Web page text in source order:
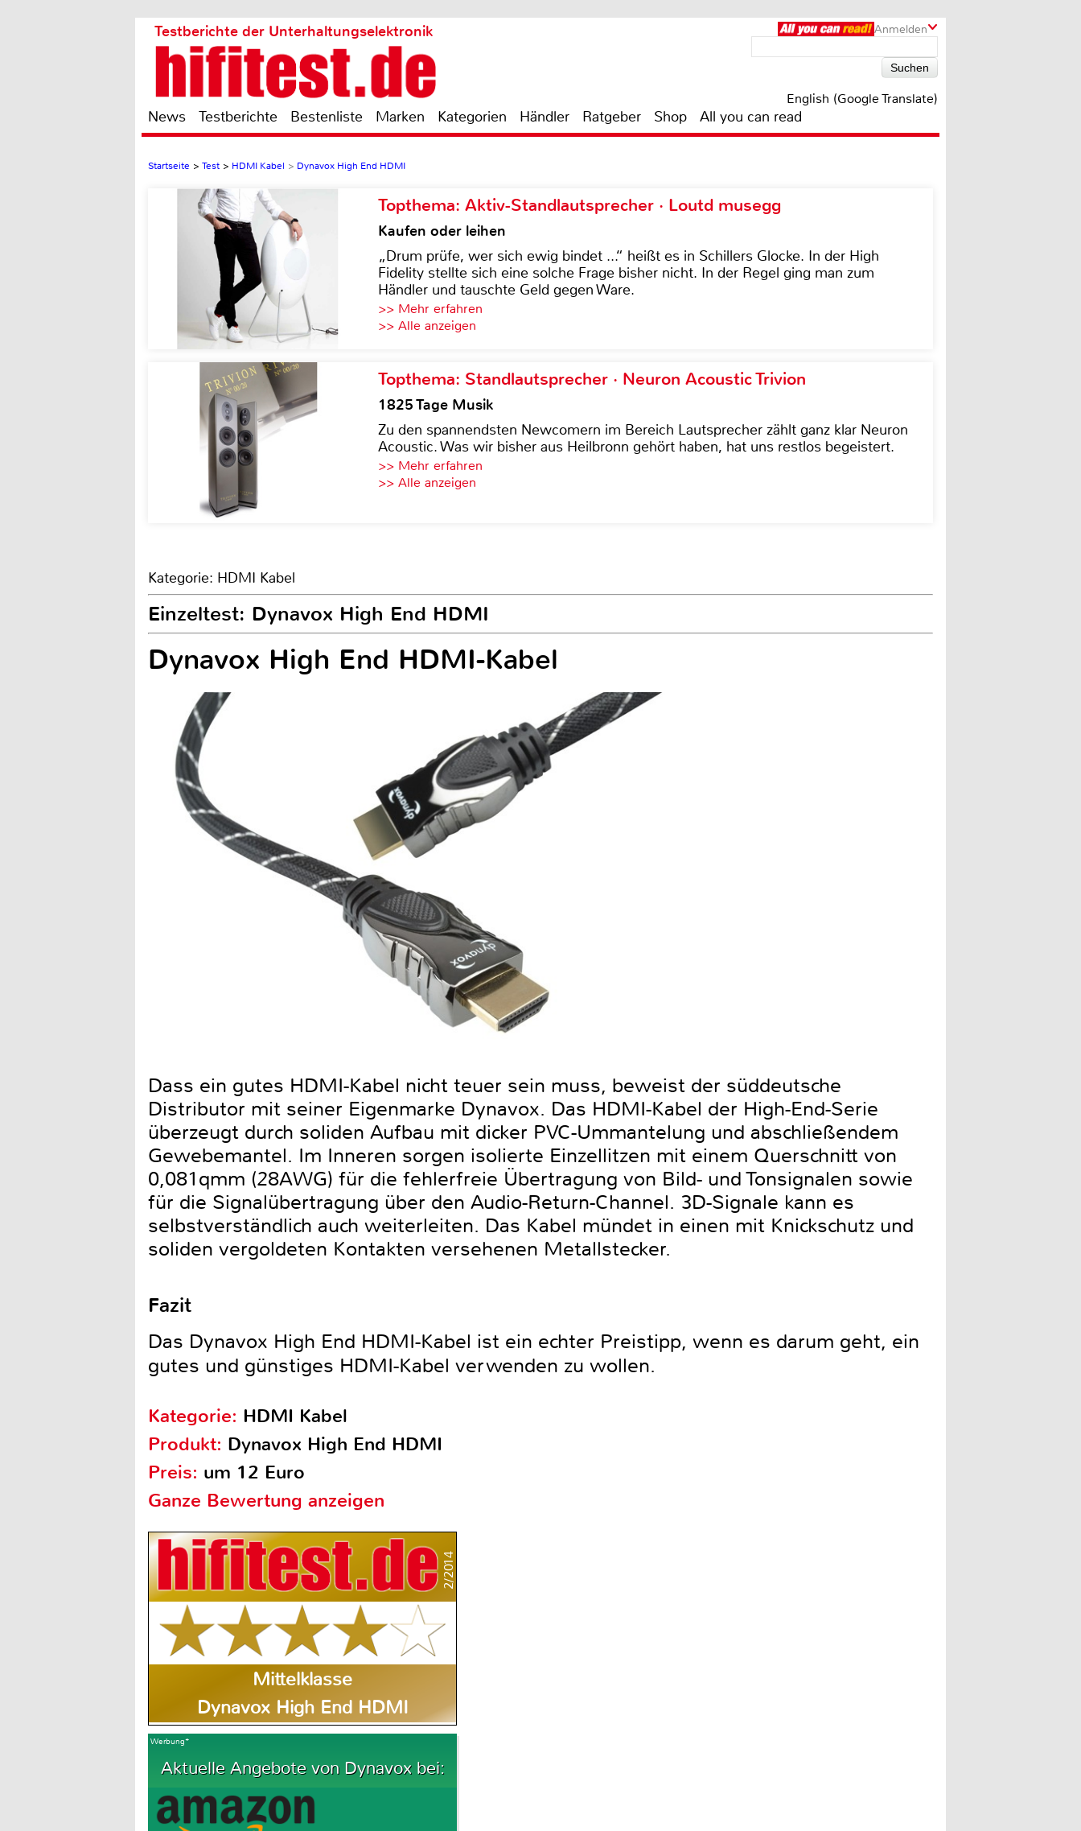
Anmelden
Testberichte der Unterhaltungselektronik
English (Google Translate)
News Testberichte Bestenliste Marken Kategorien Händler Ratgeber Shop All you can read
Startseite > Test > HDMI Kabel > Dynavox High End HDMI
Topthema: Aktiv-Standlautsprecher · Loutd musegg
Kaufen oder leihen
„Drum prüfe, wer sich ewig bindet ...“ heißt es in Schillers Glocke. In der High
Fidelity stellte sich eine solche Frage bisher nicht. In der Regel ging man zum
Händler und tauschte Geld gegen Ware.
>> Mehr erfahren
>> Alle anzeigen
Topthema: Standlautsprecher · Neuron Acoustic Trivion
1825 Tage Musik
Zu den spannendsten Newcomern im Bereich Lautsprecher zählt ganz klar Neuron
Acoustic. Was wir bisher aus Heilbronn gehört haben, hat uns restlos begeistert.
>> Mehr erfahren
>> Alle anzeigen
Kategorie: HDMI Kabel
Einzeltest: Dynavox High End HDMI
Dynavox High End HDMI-Kabel
Dass ein gutes HDMI-Kabel nicht teuer sein muss, beweist der süddeutsche
Distributor mit seiner Eigenmarke Dynavox. Das HDMI-Kabel der High-End-Serie
überzeugt durch soliden Aufbau mit dicker PVC-Ummantelung und abschließendem
Gewebemantel. Im Inneren sorgen isolierte Einzellitzen mit einem Querschnitt von
0,081qmm (28AWG) für die fehlerfreie Übertragung von Bild- und Tonsignalen sowie
für die Signalübertragung über den Audio-Return-Channel. 3D-Signale kann es
selbstverständlich auch weiterleiten. Das Kabel mündet in einen mit Knickschutz und
soliden vergoldeten Kontakten versehenen Metallstecker.
Fazit
Das Dynavox High End HDMI-Kabel ist ein echter Preistipp, wenn es darum geht, ein
gutes und günstiges HDMI-Kabel verwenden zu wollen.
Kategorie: HDMI Kabel
Produkt: Dynavox High End HDMI
Preis: um 12 Euro
Ganze Bewertung anzeigen
2/2014
Mittelklasse
Dynavox High End HDMI
Werbung*
Aktuelle Angebote von Dynavox bei: